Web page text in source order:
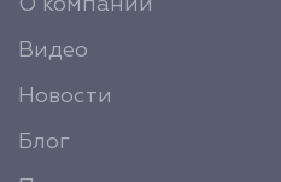
О компании
Видео
Новости
Блог